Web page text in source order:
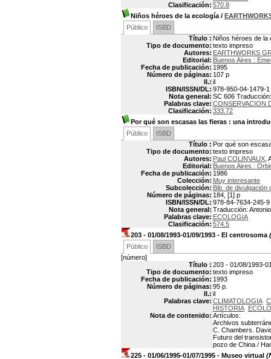
Clasificación: 570.8
Niños héroes de la ecología /
Público
ISBD
Título : Niños héroes de la
Tipo de documento: texto impreso
Autores: EARTHWORKS
Editorial: Buenos Aires :
Fecha de publicación: 1995
Número de páginas: 107 p
Il.: il
ISBN/ISSN/DL: 978-950-04-1479-1
Nota general: SC 606
Palabras clave: CONSERVACION
Clasificación: 333.72
Por qué son escasas las fieras : una
Público
ISBD
Título : Por qué son
Tipo de documento: texto impreso
Autores: Paul COLINVAUX ,
Editorial: Buenos Aires :
Fecha de publicación: 1986
Colección: Muy interesante
Subcolección: Bib. de divulgación
Número de páginas: 184, [1] p
ISBN/ISSN/DL: 978-84-7634-245-9
Nota general: Traducción:
Palabras clave: ECOLOGIA
Clasificación: 574.5
203 - 01/08/1993-01/09/1993 - El centrosoma
Público
ISBD
[número]
Título : 203 - 01/08/1993-
Tipo de documento: texto impreso
Fecha de publicación: 1993
Número de páginas: 95 p.
Il.: il
Palabras clave: CLIMATOLOGIA
HISTORIA
Nota de contenido: Artículos:
Archivos
C. Chambers.
Futuro del
pozo de China /
225 - 01/06/1995-01/07/1995 - Museo virtual